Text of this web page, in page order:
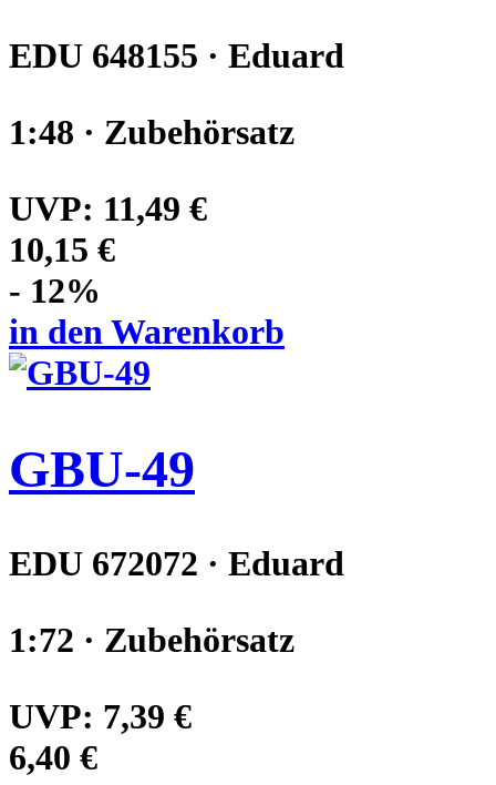
EDU 648155 · Eduard
1:48 · Zubehörsatz
UVP: 11,49 €
10,15 €
- 12%
in den Warenkorb
GBU-49
EDU 672072 · Eduard
1:72 · Zubehörsatz
UVP: 7,39 €
6,40 €